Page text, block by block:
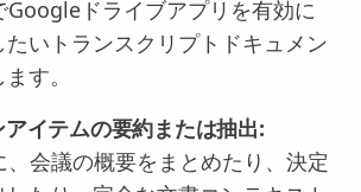
Googleドライブアプリを有効に
たいトランスクリプトドキュメン
す。
イテムの要約または抽出:
、会議の概要をまとめたり、決定